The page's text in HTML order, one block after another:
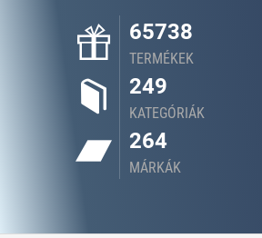
65738
TERMÉKEK
249
KATEGÓRIÁK
264
MÁRKÁK